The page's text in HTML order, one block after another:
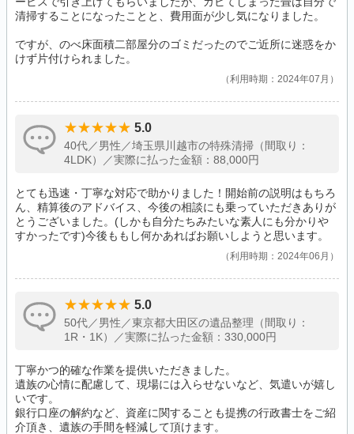
清掃することになったことと、費用面が少し気になりました。
ですが、のべ床面積二部屋分のゴミだったのでご近所に迷惑をか
けず片付けられました。
利用時期：2024年07月
5.0
40代／男性／埼玉県川越市の特殊清掃（間取り：
4LDK）／実際に払った金額：88,000円
とても迅速・丁寧な対応で助かりました！開始前の説明はもちろ
ん、精算後のアドバイス、今後の相談にも乗っていただきありが
とうございました。(しかも自分たちみたいな素人にも分かりや
すかったです)今後ももし何かあればお願いしようと思います。
利用時期：2024年06月
5.0
50代／男性／東京都大田区の遺品整理（間取り：
1R・1K）／実際に払った金額：330,000円
丁寧かつ的確な作業を提供いただきました。
遺族の心情に配慮して、現場には入らせないなど、気遣いが嬉し
いです。
銀行口座の解約など、資産に関することも提携の行政書士をご紹
介頂き、遺族の手間を軽減して頂けます。